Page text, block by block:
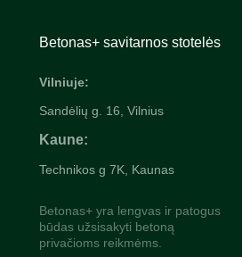
Betonas+ yra lengvas ir patogus
būdas užsisakyti betoną
privačioms reikmėms.
Betonas+ savitarnos stotelės
Vilniuje:
Sandėlių g. 16, Vilnius
Kaune:
Technikos g 7K, Kaunas